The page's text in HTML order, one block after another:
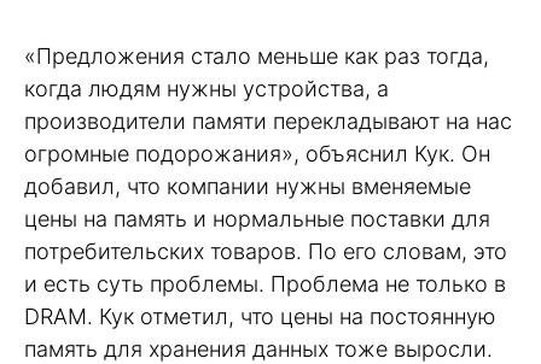
«Предложения стало меньше как раз тогда,
когда людям нужны устройства, а
производители памяти перекладывают на нас
огромные подорожания», объяснил Кук. Он
добавил, что компании нужны вменяемые
цены на память и нормальные поставки для
потребительских товаров. По его словам, это
и есть суть проблемы. Проблема не только в
DRAM. Кук отметил, что цены на постоянную
память для хранения данных тоже выросли.